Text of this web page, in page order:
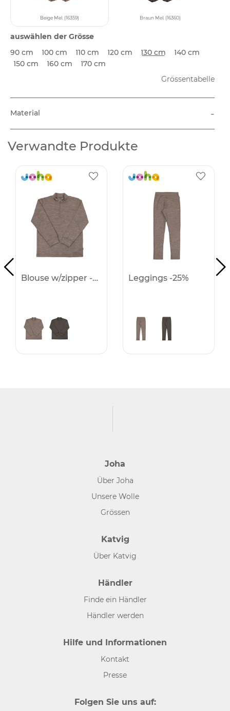
Beige Mel. (16359) Braun Mel. (16360)
auswählen der Grösse
90 cm
100 cm 110 cm 120 cm 130 cm
140 cm
150 cm
160 cm
170 cm
Grössentabelle
Material -
Verwandte Produkte
Blouse w/zipper -25% Leggings -25%
Joha
Über Joha
Unsere Wolle
Grössen
Katvig
Über Katvig
Händler
Finde ein Händler
Händler werden
Hilfe und Informationen
Kontakt
Presse
Folgen Sie uns auf: